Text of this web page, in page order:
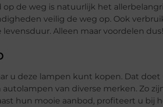
de weg is natuurlijk het
veilig de weg op. Ook
Alleen maar voordelen dus!
u deze lampen kunt kopen. Dat doet
van diverse merken. Zo
hun mooie aanbod, profiteert u bij